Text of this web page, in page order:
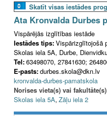
Skatīt visas iestādes
Ata Kronvalda Durbes
Vispārējās izglītības iestāde
Iestādes tips:Vispārizglītojošā
Skolas iela 5A, Durbe,
Tel:63498070, 27841630;
E-pasts:durbes.skola@dkn.lv
kronvalda-durbes-pamatskola
Norises vieta(s) vai
Skolas iela 5A, Zāļu iela 2